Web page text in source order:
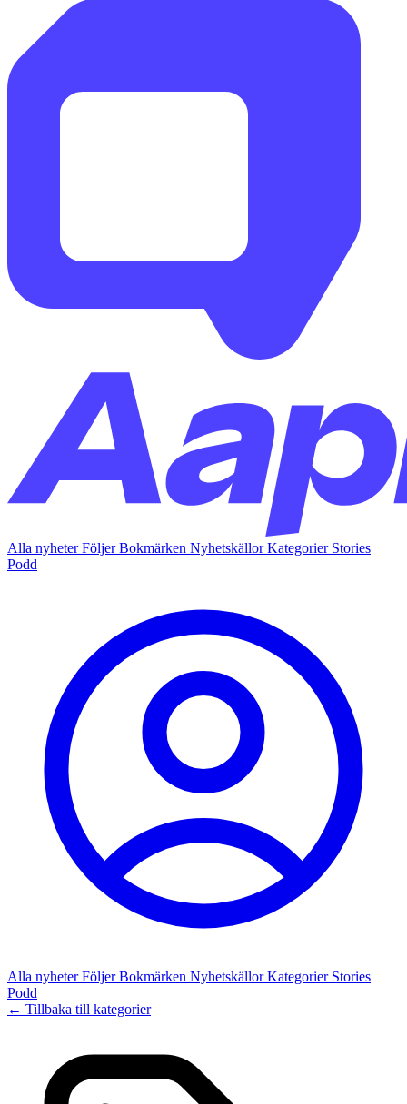
Alla nyheterFöljerBokmärken NyhetskällorKategorier Stories
Podd
Alla nyheterFöljerBokmärken NyhetskällorKategorier Stories
Podd
← Tillbaka till kategorier